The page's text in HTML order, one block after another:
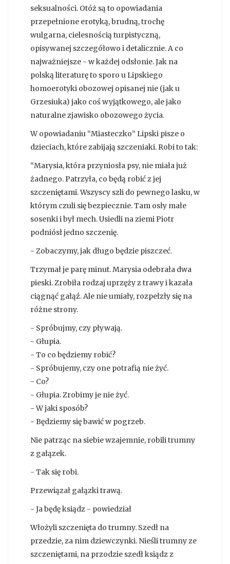
seksualności. Otóż są to opowiadania
przepełnione erotyką, brudną, trochę
wulgarna, cielesnością turpistyczną,
opisywanej szczegółowo i detalicznie. A co
najważniejsze - w każdej odsłonie. Jak na
polską literaturę to sporo u Lipskiego
homoerotyki obozowej opisanej nie (jak u
Grzesiuka) jako coś wyjątkowego, ale jako
naturalne zjawisko obozowego życia.
W opowiadaniu “Miasteczko” Lipski pisze o
dzieciach, które zabijają szczeniaki. Robi to tak:
“Marysia, która przyniosła psy, nie miała już
żadnego. Patrzyła, co będą robić z jej
szczeniętami. Wszyscy szli do pewnego lasku, w
którym czuli się bezpiecznie. Tam osły małe
sosenki i był mech. Usiedli na ziemi Piotr
podniósł jedno szczenię.
- Zobaczymy, jak długo będzie piszczeć.
Trzymał je parę minut. Marysia odebrała dwa
pieski. Zrobiła rodzaj uprzęży z trawy i kazała
ciągnąć gałąź. Ale nie umiały, rozpełzły się na
różne strony.
- Spróbujmy, czy pływają.
- Głupia.
- To co będziemy robić?
- Spróbujemy, czy one potrafią nie żyć.
- Co?
- Głupia. Zrobimy je nie żyć.
- W jaki sposób?
- Będziemy się bawić w pogrzeb.
Nie patrząc na siebie wzajemnie, robili trumny
z gałązek.
- Tak się robi.
Przewiązał gałązki trawą.
- Ja będę ksiądz - powiedział
Włożyli szczenięta do trumny. Szedł na
przedzie, za nim dziewczynki. Nieśli trumny ze
szczeniętami, na przodzie szedł ksiądz z